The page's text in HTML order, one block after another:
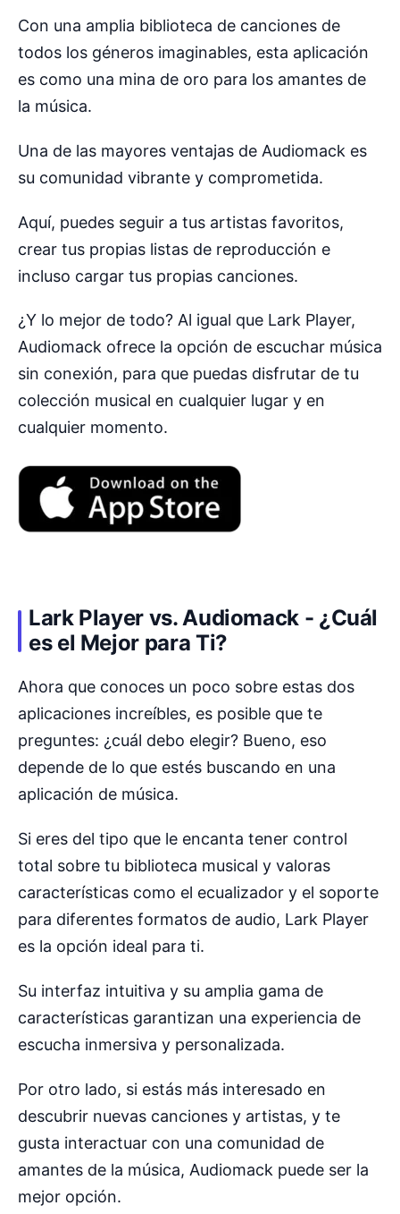
Con una amplia biblioteca de canciones de
todos los géneros imaginables, esta aplicación
es como una mina de oro para los amantes de
la música.
Una de las mayores ventajas de Audiomack es
su comunidad vibrante y comprometida.
Aquí, puedes seguir a tus artistas favoritos,
crear tus propias listas de reproducción e
incluso cargar tus propias canciones.
¿Y lo mejor de todo? Al igual que Lark Player,
Audiomack ofrece la opción de escuchar música
sin conexión, para que puedas disfrutar de tu
colección musical en cualquier lugar y en
cualquier momento.
Lark Player vs. Audiomack - ¿Cuál
es el Mejor para Ti?
Ahora que conoces un poco sobre estas dos
aplicaciones increíbles, es posible que te
preguntes: ¿cuál debo elegir? Bueno, eso
depende de lo que estés buscando en una
aplicación de música.
Si eres del tipo que le encanta tener control
total sobre tu biblioteca musical y valoras
características como el ecualizador y el soporte
para diferentes formatos de audio, Lark Player
es la opción ideal para ti.
Su interfaz intuitiva y su amplia gama de
características garantizan una experiencia de
escucha inmersiva y personalizada.
Por otro lado, si estás más interesado en
descubrir nuevas canciones y artistas, y te
gusta interactuar con una comunidad de
amantes de la música, Audiomack puede ser la
mejor opción.